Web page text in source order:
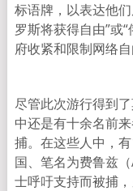
标语牌，以表达他
罗斯将获得自由”或
府收紧和限制网络自
尽管此次游行得到
中还是有十余名前
捕。在这些人中，
国、笔名为费鲁兹
士呼吁支持而被捕